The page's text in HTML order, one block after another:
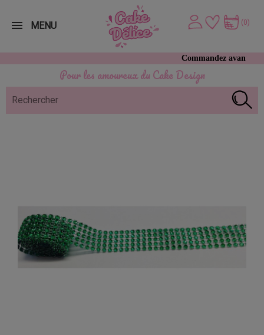
Pour les amoureux du Cake Design
Commandez avant 12h,
(0)
MENU